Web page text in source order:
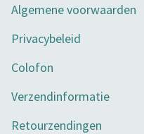
Algemene voorwaarden
Privacybeleid
Colofon
Verzendinformatie
Retourzendingen